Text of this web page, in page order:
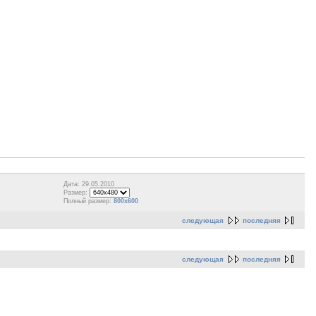
Дата: 29.05.2010
Размер:
Полный размер: 800x600
следующая последняя
следующая последняя